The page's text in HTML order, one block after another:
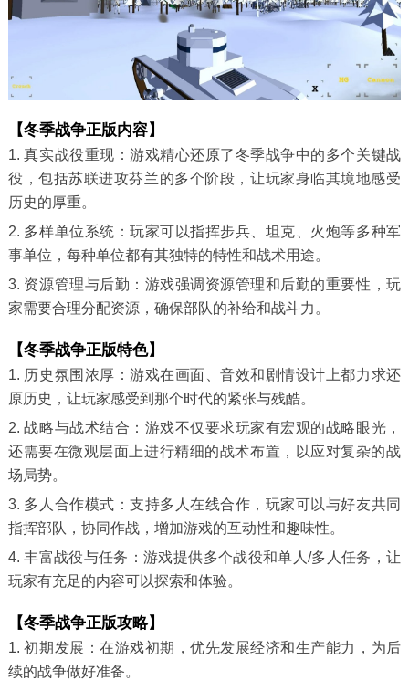
【冬季战争正版内容】
1. 真实战役重现：游戏精心还原了冬季战争中的多个关键战
役，包括苏联进攻芬兰的多个阶段，让玩家身临其境地感受
历史的厚重。
2. 多样单位系统：玩家可以指挥步兵、坦克、火炮等多种军
事单位，每种单位都有其独特的特性和战术用途。
3. 资源管理与后勤：游戏强调资源管理和后勤的重要性，玩
家需要合理分配资源，确保部队的补给和战斗力。
【冬季战争正版特色】
1. 历史氛围浓厚：游戏在画面、音效和剧情设计上都力求还
原历史，让玩家感受到那个时代的紧张与残酷。
2. 战略与战术结合：游戏不仅要求玩家有宏观的战略眼光，
还需要在微观层面上进行精细的战术布置，以应对复杂的战
场局势。
3. 多人合作模式：支持多人在线合作，玩家可以与好友共同
指挥部队，协同作战，增加游戏的互动性和趣味性。
4. 丰富战役与任务：游戏提供多个战役和单人/多人任务，让
玩家有充足的内容可以探索和体验。
【冬季战争正版攻略】
1. 初期发展：在游戏初期，优先发展经济和生产能力，为后
续的战争做好准备。